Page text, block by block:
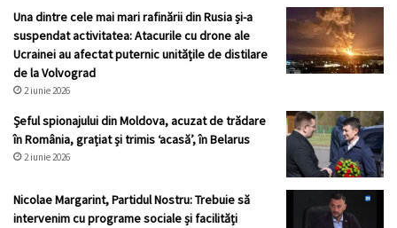
Una dintre cele mai mari rafinării din Rusia și-a
suspendat activitatea: Atacurile cu drone ale
Ucrainei au afectat puternic unitățile de distilare
de la Volvograd
2 iunie 2026
Șeful spionajului din Moldova, acuzat de trădare
în România, grațiat și trimis ‘acasă’, în Belarus
2 iunie 2026
Nicolae Margarint, Partidul Nostru: Trebuie să
intervenim cu programe sociale și facilități